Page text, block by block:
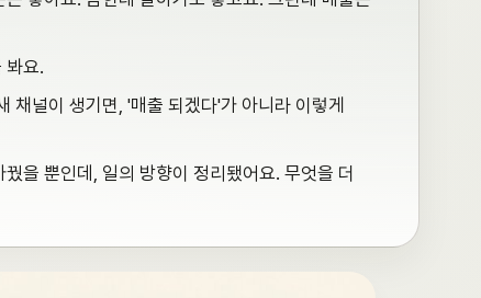
요.
채널이 생기면, '매출 되겠다'가 아니라 이렇게
을 뿐인데, 일의 방향이 정리됐어요. 무엇을 더